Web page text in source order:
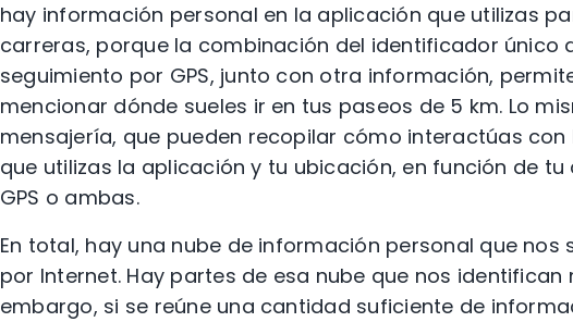
hay información personal en la aplicación que utilizas
carreras, porque la combinación del identificador único
seguimiento por GPS, junto con otra información,
mencionar dónde sueles ir en tus paseos de 5 km. Lo
mensajería, que pueden recopilar cómo interactúas
que utilizas la aplicación y tu ubicación, en función de
GPS o ambas.
En total, hay una nube de información personal que
por Internet. Hay partes de esa nube que nos
embargo, si se reúne una cantidad suficiente de